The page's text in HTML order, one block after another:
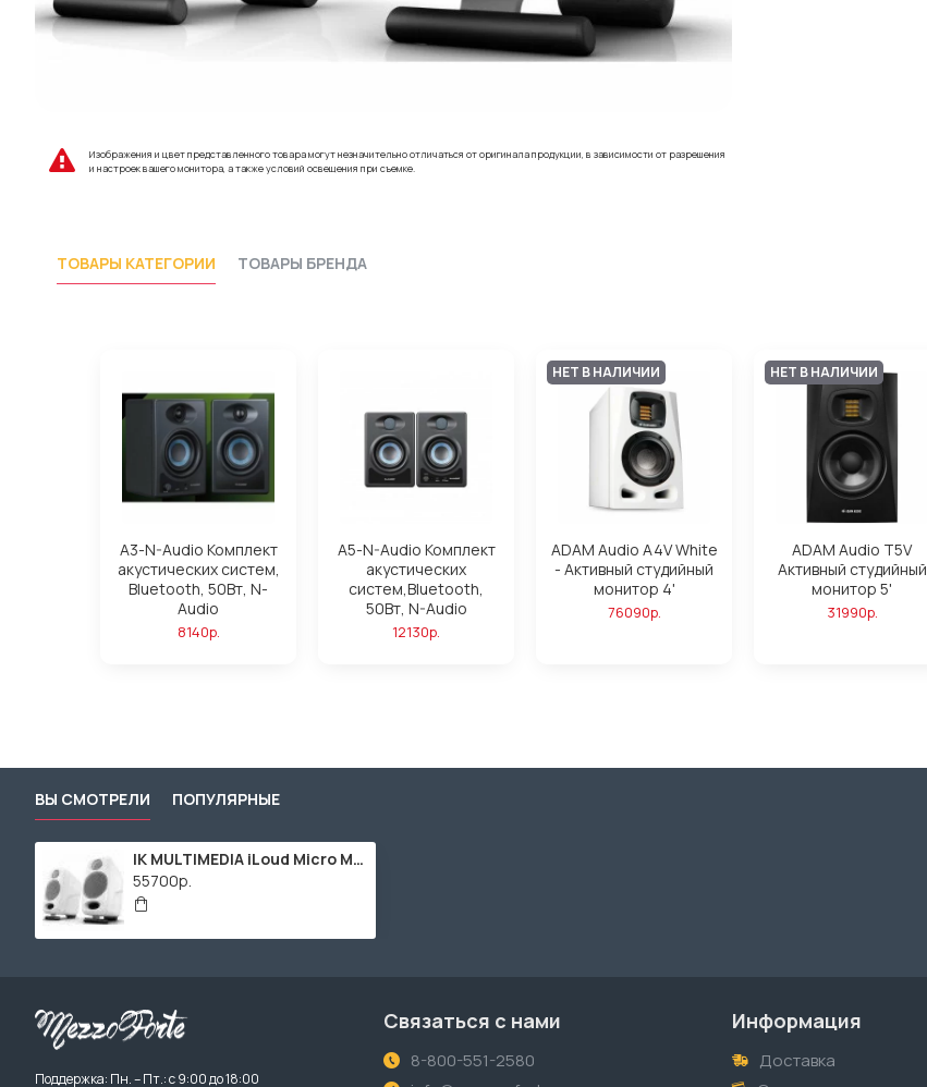
Изображения и цвет представленного товара могут незначительно отличаться от оригинала продукции, в зависимости от разрешения
и настроек вашего монитора, а также условий освещения при съемке.
ТОВАРЫ КАТЕГОРИИ ТОВАРЫ БРЕНДА
A3-N-Audio Комплект
акустических систем,
Bluetooth, 50Вт, N-
Audio
8140р.
A5-N-Audio Комплект
акустических
систем,Bluetooth,
50Вт, N-Audio
12130р.
НЕТ В НАЛИЧИИ
ADAM Audio A4V White
- Активный студийный
монитор 4'
76090р.
НЕТ В НАЛИЧИИ
ADAM Audio T5V
Активный студийный
монитор 5'
31990р.
ВЫ СМОТРЕЛИ ПОПУЛЯРНЫЕ
IK MULTIMEDIA iLoud Micro Monitor - White компактные настольные активные громкоговорители (пара), 50 Вт, встроенный DSP, Bluetoo
55700р.
Поддержка: Пн. – Пт.: с 9:00 до 18:00
Связаться с нами
8-800-551-2580
Информация
Доставка